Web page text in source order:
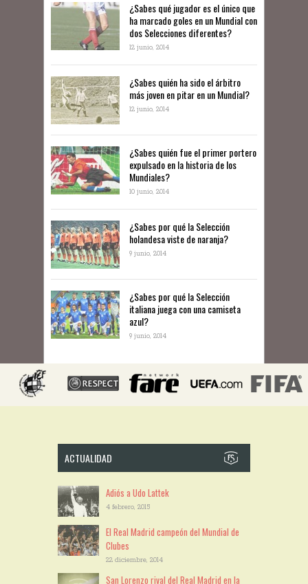
¿Sabes qué jugador es el único que
ha marcado goles en un Mundial con
dos Selecciones diferentes?
12 junio, 2014
¿Sabes quién ha sido el árbitro
más joven en pitar en un Mundial?
12 junio, 2014
¿Sabes quién fue el primer portero
expulsado en la historia de los
Mundiales?
10 junio, 2014
​¿Sabes por qué la Selección
holandesa viste de naranja?
9 junio, 2014
¿Sabes por qué la Selección
italiana juega con una camiseta
azul?
9 junio, 2014
ACTUALIDAD
Adiós a Udo Lattek
4 febrero, 2015
El Real Madrid campeón del Mundial de
Clubes
22 diciembre, 2014
San Lorenzo rival del Real Madrid en la